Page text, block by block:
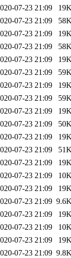
07-23 21:09
07-23 21:09
07-23 21:09
07-23 21:09
07-23 21:09
07-23 21:09
07-23 21:09
07-23 21:09
07-23 21:09
07-23 21:09
07-23 21:09
07-23 21:09
07-23 21:09
07-23 21:09
07-23 21:09
07-23 21:09
07-23 21:09
07-23 21:09
07-23 21:09
07-23 21:09